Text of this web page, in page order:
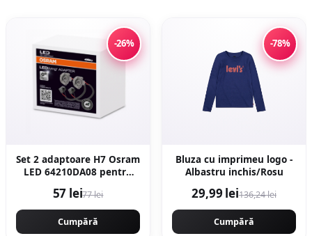
-26%
Set 2 adaptoare H7 Osram
LED 64210DA08 pentru
57 lei77 lei
Cumpără
-78%
Bluza cu imprimeu logo -
Albastru inchis/Rosu
29,99 lei136,24 lei
Cumpără